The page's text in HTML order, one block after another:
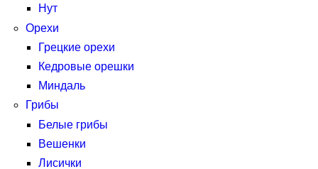
Нут
Орехи
Грецкие орехи
Кедровые орешки
Миндаль
Грибы
Белые грибы
Вешенки
Лисички